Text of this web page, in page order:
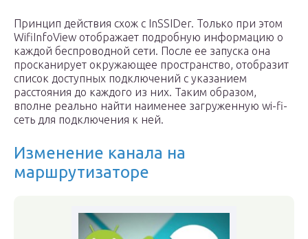
Принцип действия схож с InSSIDer. Только при этом
WifiInfoView отображает подробную информацию о
каждой беспроводной сети. После ее запуска она
просканирует окружающее пространство, отобразит
список доступных подключений с указанием
расстояния до каждого из них. Таким образом,
вполне реально найти наименее загруженную wi-fi-
сеть для подключения к ней.
Изменение канала на
маршрутизаторе